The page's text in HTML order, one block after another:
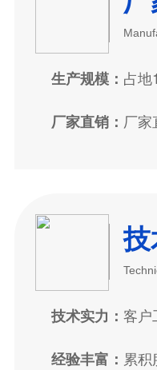
生产规模： 占
厂家直销： 厂
技术实力： 客户
经验丰富： 累